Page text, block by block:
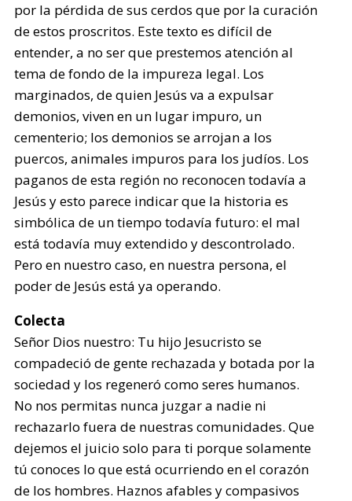
por la pérdida de sus cerdos que por la curación
de estos proscritos. Este texto es difícil de
entender, a no ser que prestemos atención al
tema de fondo de la impureza legal. Los
marginados, de quien Jesús va a expulsar
demonios, viven en un lugar impuro, un
cementerio; los demonios se arrojan a los
puercos, animales impuros para los judíos. Los
paganos de esta región no reconocen todavía a
Jesús y esto parece indicar que la historia es
simbólica de un tiempo todavía futuro: el mal
está todavía muy extendido y descontrolado.
Pero en nuestro caso, en nuestra persona, el
poder de Jesús está ya operando.
Colecta
Señor Dios nuestro: Tu hijo Jesucristo se
compadeció de gente rechazada y botada por la
sociedad y los regeneró como seres humanos.
No nos permitas nunca juzgar a nadie ni
rechazarlo fuera de nuestras comunidades. Que
dejemos el juicio solo para ti porque solamente
tú conoces lo que está ocurriendo en el corazón
de los hombres. Haznos afables y compasivos